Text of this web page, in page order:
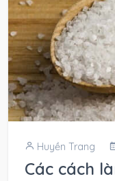
Huyền Trang
Các cách